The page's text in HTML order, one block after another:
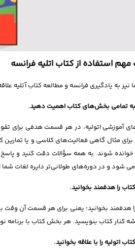
استفاده از کتاب اتلیه فرانسه
نیز به یادگیری فرانسه و مطالعه کتاب آتلیه
به تمامی بخش‌های کتاب اهمیت دهید.
آموزشی اتولیه، در هر قسمت هدفی برای
مثال گاهی فعالیت‌های کلاسی و یا
خوانده شوند. به همه سؤالات دقت کنید و
شود و در دوره‌های طولانی‌تر دایره لغات شما
کتاب را هدفمند بخوانید.
هدفمند بخوانید؛ یعنی برای هر قسمت آن وقت
کنار کتاب بنویسید. هر بخش کتاب با
کتاب اتولیه را با علاقه بخوانید.